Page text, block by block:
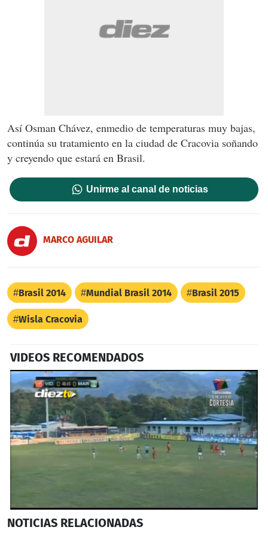
Así Osman Chávez, enmedio de temperaturas muy bajas,
continúa su tratamiento en la ciudad de Cracovia soñando
y creyendo que estará en Brasil.
Unirme al canal de noticias
MARCO AGUILAR
Brasil 2014 Mundial Brasil 2014 Brasil 2015
Wisla Cracovia
VIDEOS RECOMENDADOS
seconds
NOTICIAS RELACIONADAS